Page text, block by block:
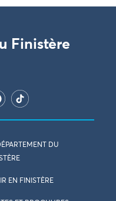
Finistère
DU
EN FINISTÈRE